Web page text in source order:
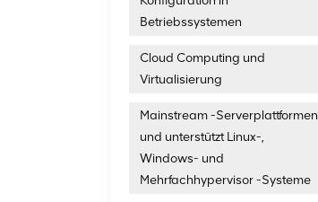
Betriebssystemen
Cloud Computing und
Virtualisierung
Mainstream -Serverplattformen
und unterstützt Linux-,
Windows- und
Mehrfachhypervisor -Systeme